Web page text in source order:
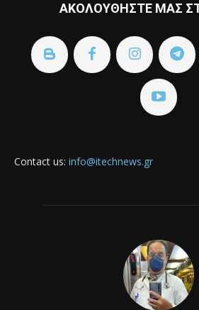
ΑΚΟΛΟΥΘΗΣΤΕ ΜΑΣ
Contact us: info@itechnews.gr